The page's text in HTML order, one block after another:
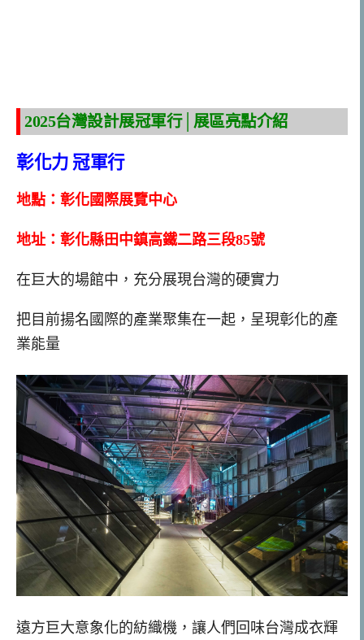
2025台灣設計展冠軍行│展區亮點介紹
彰化力 冠軍行
地點：彰化國際展覽中心
地址：彰化縣田中鎮高鐵二路三段85號
在巨大的場館中，充分展現台灣的硬實力
把目前揚名國際的產業聚集在一起，呈現彰化的產
業能量
遠方巨大意象化的紡織機，讓人們回味台灣成衣輝